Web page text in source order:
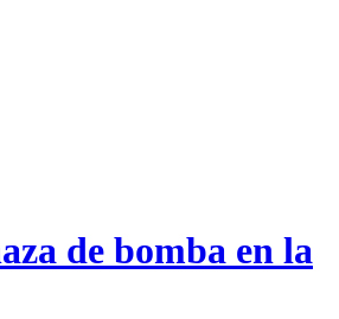
de bomba en la